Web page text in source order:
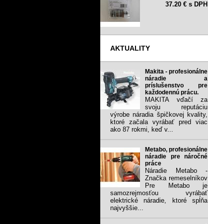
37.20 € s DPH
AKTUALITY
Makita - profesionálne
náradie a
príslušenstvo pre
každodennú prácu.
MAKITA vďačí za
svoju reputáciu
výrobe náradia špičkovej kvality,
ktoré začala vyrábať pred viac
ako 87 rokmi, keď v...
Metabo, profesionálne
náradie pre náročné
práce
Náradie Metabo -
Značka remeselníkov
Pre Metabo je
samozrejmosťou vyrábať
elektrické náradie, ktoré spĺňa
najvyššie...